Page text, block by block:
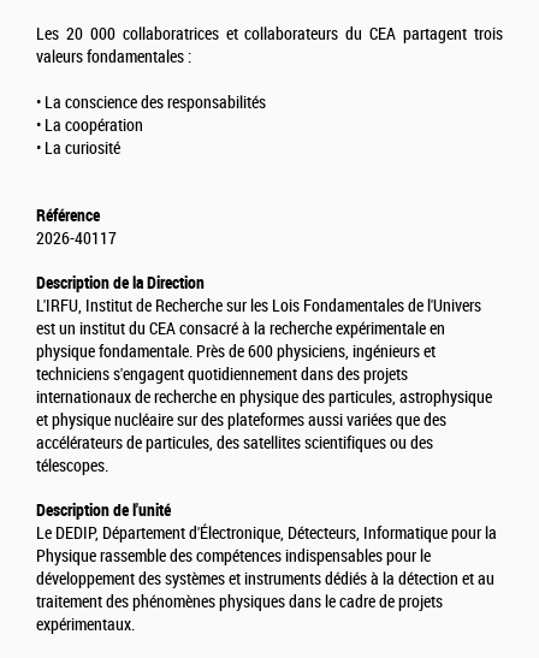
Les 20 000 collaboratrices et collaborateurs du CEA partagent trois
valeurs fondamentales :
• La conscience des responsabilités
• La coopération
• La curiosité
Référence
2026-40117
Description de la Direction
L'IRFU, Institut de Recherche sur les Lois Fondamentales de l'Univers
est un institut du CEA consacré à la recherche expérimentale en
physique fondamentale. Près de 600 physiciens, ingénieurs et
techniciens s'engagent quotidiennement dans des projets
internationaux de recherche en physique des particules, astrophysique
et physique nucléaire sur des plateformes aussi variées que des
accélérateurs de particules, des satellites scientifiques ou des
télescopes.
Description de l'unité
Le DEDIP, Département d'Électronique, Détecteurs, Informatique pour la
Physique rassemble des compétences indispensables pour le
développement des systèmes et instruments dédiés à la détection et au
traitement des phénomènes physiques dans le cadre de projets
expérimentaux.